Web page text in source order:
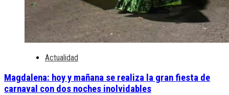
Actualidad
Magdalena: hoy y mañana se realiza la gran fiesta de
carnaval con dos noches inolvidables